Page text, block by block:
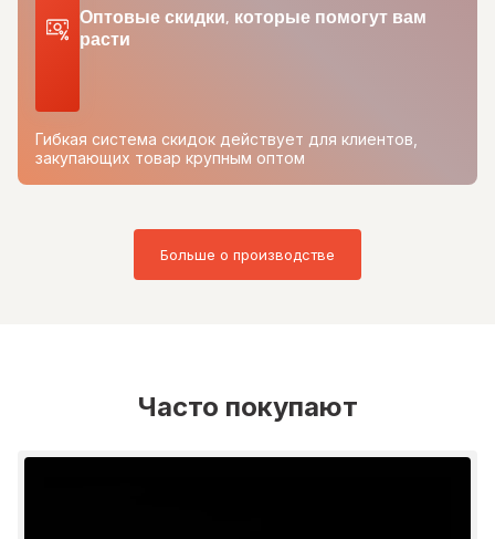
Оптовые скидки, которые помогут вам
расти
Гибкая система скидок действует для клиентов,
закупающих товар крупным оптом
Больше о производстве
Часто покупают